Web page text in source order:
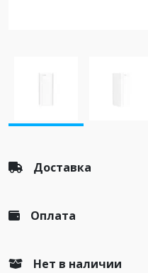
Доставка
Оплата
Нет в наличии